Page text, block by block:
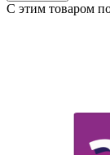
С этим товаром